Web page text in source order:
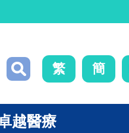
繁 簡
越醫療